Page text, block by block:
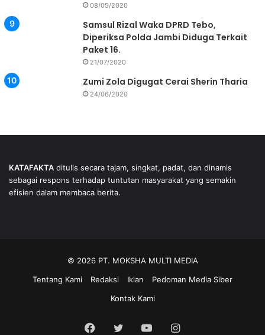
08/05/2020
Samsul Rizal Waka DPRD Tebo,
Diperiksa Polda Jambi Diduga Terkait
Paket 16.
21/07/2020
Zumi Zola Digugat Cerai Sherin Tharia
24/06/2020
KATAFAKTA ditulis secara tajam, singkat, padat, dan dinamis
sebagai respons terhadap tuntutan masyarakat yang semakin
efisien dalam membaca berita.
© 2026 PT. MOKSHA MULTI MEDIA
Tentang Kami
Redaksi Iklan
Pedoman Media Siber
Kontak Kami
Facebook
Twitter YouTubeInstagram